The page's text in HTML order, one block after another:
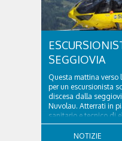
SEGGIOVIA
Questa mattina verso
per un escursionista
discesa dalla
Nuvolau. Atterrati in
sanitario e tecnico di
raggiunto il 74enne di
NOTIZIE